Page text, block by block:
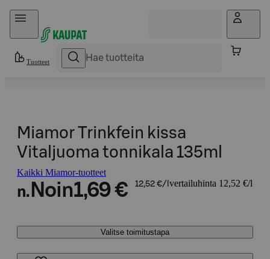
Hyppää sisältöön
Tuotteet
Miamor Trinkfein kissa
Vitaljuoma tonnikala 135ml
Kaikki Miamor-tuotteet
n. Noin1,69 € 12,52 €/l vertailuhinta 12,52 €/l
Valitse toimitustapa